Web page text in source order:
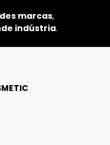
marcas,
indústria.